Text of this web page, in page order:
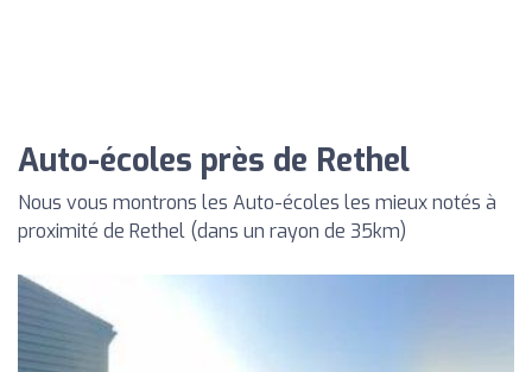
Auto-écoles près de Rethel
Nous vous montrons les Auto-écoles les mieux notés à
proximité de Rethel (dans un rayon de 35km)